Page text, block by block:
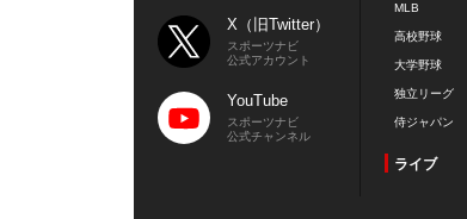
X（旧Twitter）
スポーツナビ
公式アカウント
YouTube
スポーツナビ
公式チャンネル
MLB
高校野球
大学野球
独立リーグ
侍ジャパン
ライブ